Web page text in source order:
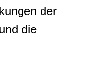
der
die